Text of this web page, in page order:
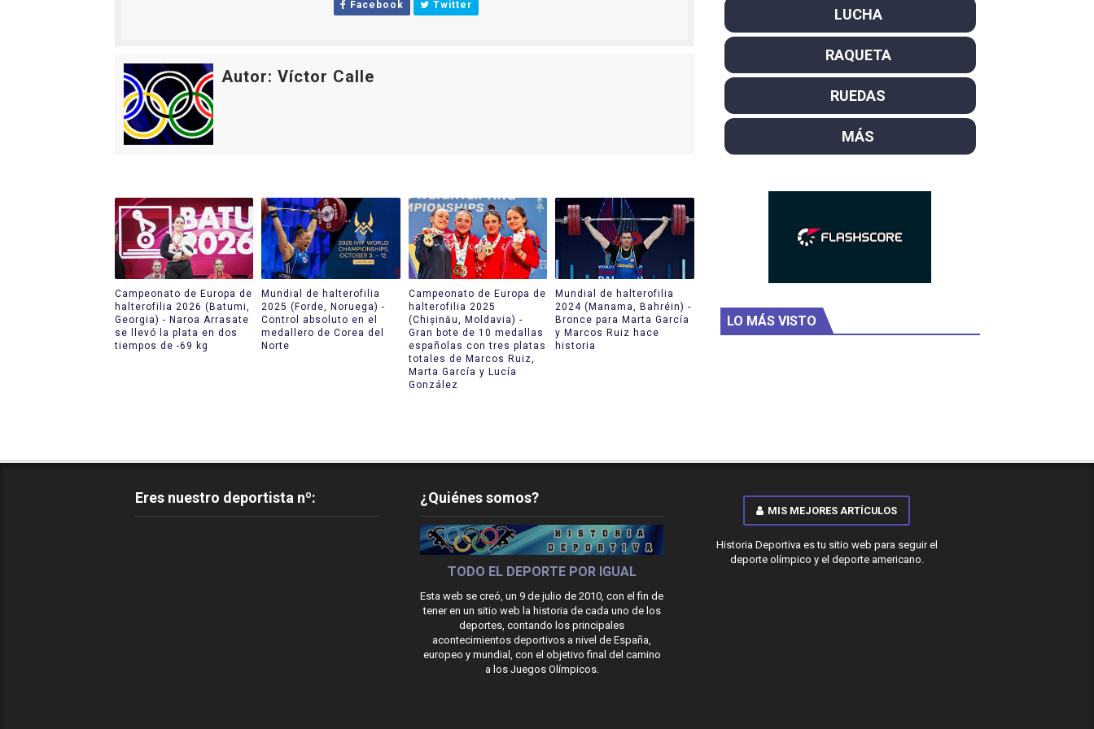
Mundial de piragüismo slalom 2026 (Oklahoma City, Estados Unidos) - Miquel Travé campeón del mundo. Bronces para David Llorente y Miren
Tour de Francia masculino 2026 - Tadej Pogacar entra en el selecto grupo de los pentacampeones, los más laureados
Mundial de Fórmula 1 2026 - Lando Norris consigue en Hungría su primera victoria del año como campeón
Copa del Mundo femenina 2026 - Estados Unidos campeón dejando a España a las puertas
Facebook Twitter
Autor: Víctor Calle
Campeonato de Europa de
halterofilia 2026 (Batumi,
Georgia) - Naroa Arrasate
se llevó la plata en dos
tiempos de -69 kg
Mundial de halterofilia
2025 (Forde, Noruega) -
Control absoluto en el
medallero de Corea del
Norte
Campeonato de Europa de
halterofilia 2025
(Chișinău, Moldavia) -
Gran bote de 10 medallas
españolas con tres platas
totales de Marcos Ruiz,
Marta García y Lucía
González
Mundial de halterofilia
2024 (Manama, Bahréin) -
Bronce para Marta García
y Marcos Ruiz hace
historia
LUCHA
RAQUETA
RUEDAS
MÁS
LO MÁS VISTO
Eres nuestro deportista nº: ¿Quiénes somos?
TODO EL DEPORTE POR IGUAL
Esta web se creó, un 9 de julio de 2010, con el fin de
tener en un sitio web la historia de cada uno de los
deportes, contando los principales
acontecimientos deportivos a nivel de España,
europeo y mundial, con el objetivo final del camino
a los Juegos Olímpicos.
MIS MEJORES ARTÍCULOS
Historia Deportiva es tu sitio web para seguir el
deporte olímpico y el deporte americano.